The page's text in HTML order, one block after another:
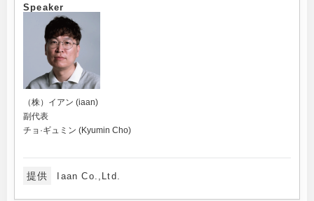
Speaker
（株）イアン (iaan)
副代表
チョ·ギュミン (Kyumin Cho)
提供 Iaan Co.,Ltd.